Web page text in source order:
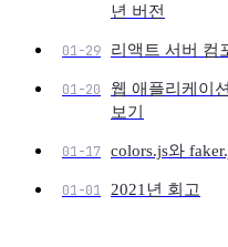
년 버전
01-29 리액트 서버 컴
01-20
웹 애플리케이
보기
01-17 colors.js와
01-01 2021년 회고